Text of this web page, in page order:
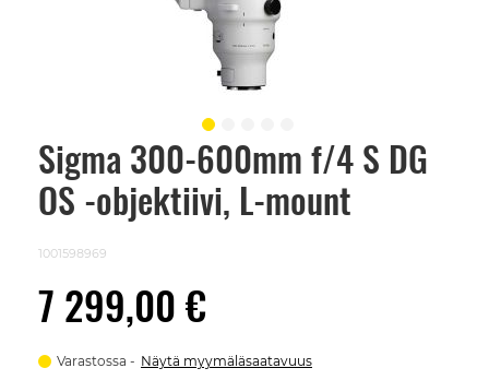
Sigma 300-600mm f/4 S DG
OS -objektiivi, L-mount
1001598969
7 299,00 €
Varastossa Näytä myymäläsaatavuus
Skip
beginning
images